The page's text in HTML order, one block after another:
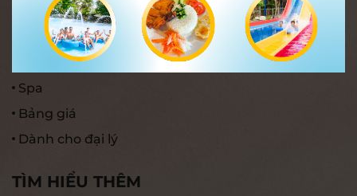
Phòng
Ẩm thực
Tổ chức sự kiện
Spa
Bảng giá
Dành cho đại lý
TÌM HIỂU THÊM